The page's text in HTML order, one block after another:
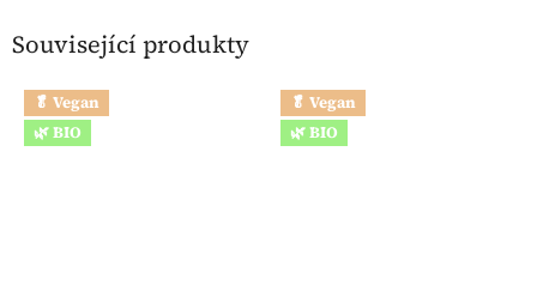
Související produkty
🥬 Vegan
🌿 BIO
🥬 Vegan
🌿 BIO